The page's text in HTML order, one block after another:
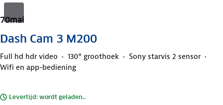
70mai
Dash Cam 3 M200
Full hd hdr video 130° groothoek
Sony starvis 2 sensor
Wifi en app-bediening
Levertijd: wordt geladen..